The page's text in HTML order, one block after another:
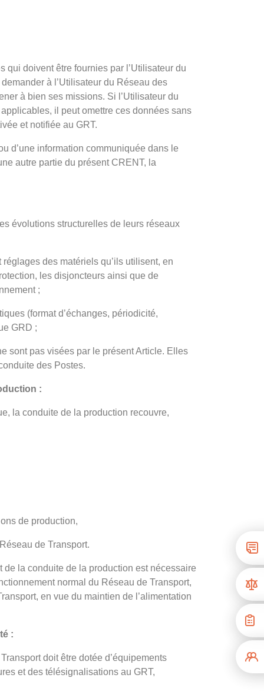
qui doivent être fournies par l’Utilisateur du
à l’Utilisateur du Réseau des
à bien ses missions. Si l’Utilisateur du
il peut omettre ces données sans
et notifiée au GRT.
d’une information communiquée dans le
autre partie du présent CRENT, la
évolutions structurelles de leurs réseaux
des matériels qu’ils utilisent, en
les disjoncteurs ainsi que de
;
(format d’échanges, périodicité,
GRD ;
sont pas visées par le présent Article. Elles
des Postes.
:
la conduite de la production recouvre,
de production,
de Transport.
la conduite de la production est nécessaire
normal du Réseau de Transport,
en vue du maintien de l’alimentation
:
doit être dotée d’équipements
et des télésignalisations au GRT,